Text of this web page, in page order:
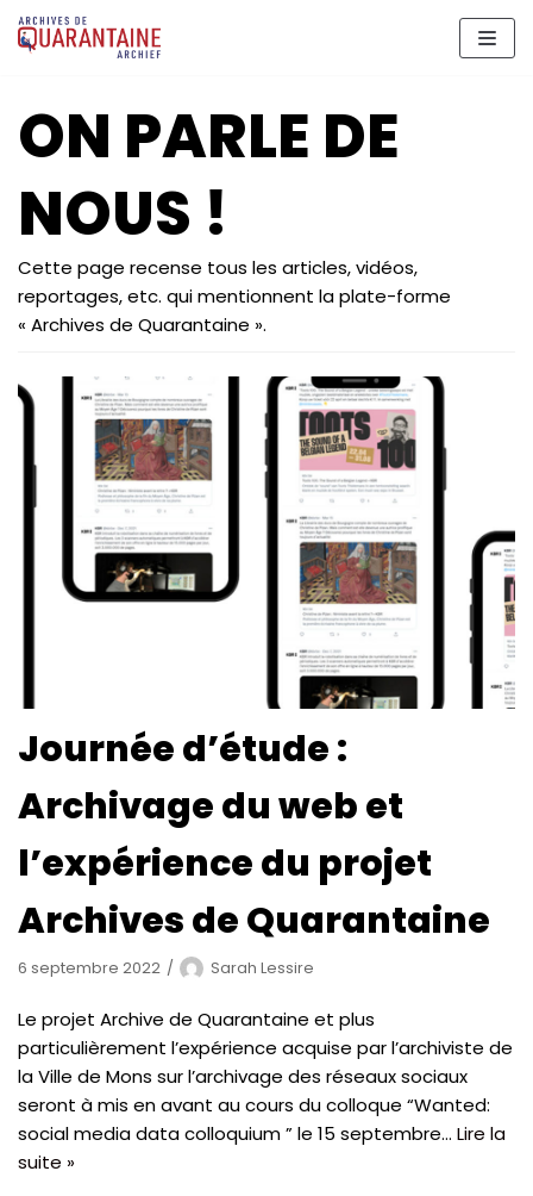
Aller
au
ON PARLE DE
NOUS !
Cette page recense tous les articles, vidéos,
reportages, etc. qui mentionnent la plate-forme
« Archives de Quarantaine ».
Journée d’étude :
Archivage du web et
l’expérience du projet
Archives de Quarantaine
6 septembre 2022 Sarah Lessire
Le projet Archive de Quarantaine et plus
particulièrement l’expérience acquise par l’archiviste de
la Ville de Mons sur l’archivage des réseaux sociaux
seront à mis en avant au cours du colloque “Wanted:
social media data colloquium ” le 15 septembre… Lire la
suite »